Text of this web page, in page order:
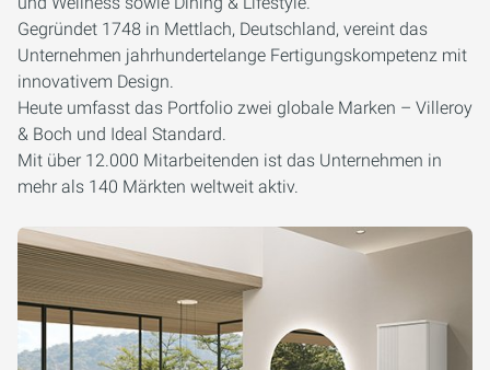
Gegründet 1748 in Mettlach, Deutschland, vereint das
Unternehmen jahrhundertelange Fertigungskompetenz mit
innovativem Design.
Heute umfasst das Portfolio zwei globale Marken – Villeroy
& Boch und Ideal Standard.
Mit über 12.000 Mitarbeitenden ist das Unternehmen in
mehr als 140 Märkten weltweit aktiv.